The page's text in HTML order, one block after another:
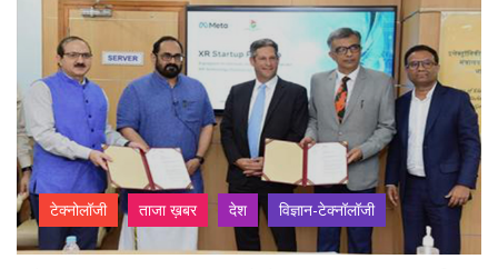
टेक्नोलॉजी ताजा ख़बर देश विज्ञान-टेक्नॉलॉजी